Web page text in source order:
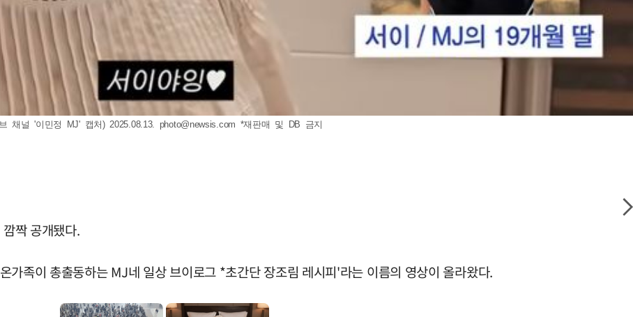
채널 '이민정 MJ' 캡처) 2025.08.13. photo@newsis.com *재판매 및 DB 금지
짝 공개됐다.
족이 총출동하는 MJ네 일상 브이로그 *초간단 장조림 레시피'라는 이름의 영상이 올라왔다.